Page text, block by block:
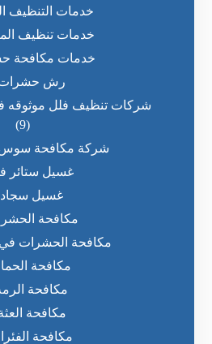
خدمات التنظيف
خدمات تنظيف
خدمات مكافحة
رش
شركات تنظيف فلل موثوقه فى دبى
(9)
شركة مكافحة
غسيل ستائر
غسيل سجاد
مكافحة
مكافحة الحشرات في
مكافحة
مكافحة
مكافحة
مكافحة